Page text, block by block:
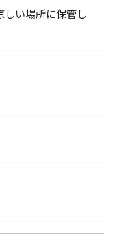
しい場所に保管し